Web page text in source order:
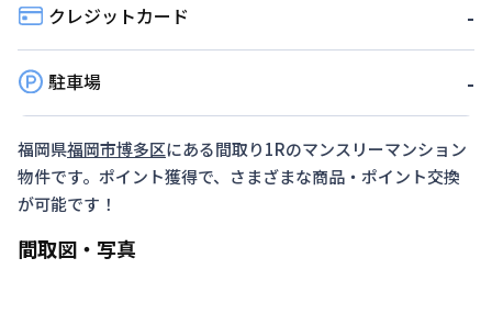
クレジットカード -
駐車場 -
福岡県福岡市博多区にある間取り1Rのマンスリーマンション
物件です。ポイント獲得で、さまざまな商品・ポイント交換
が可能です！
間取図・写真